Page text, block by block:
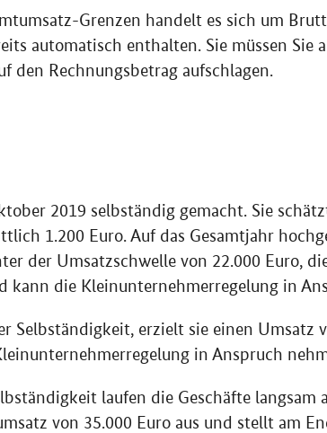
Grenzen handelt es sich um
automatisch enthalten. Sie müssen Sie
den Rechnungsbetrag aufschlagen.
2019 selbständig gemacht. Sie
1.200 Euro. Auf das Gesamtjahr
der Umsatzschwelle von 22.000 Euro,
kann die Kleinunternehmerregelung in
Selbständigkeit, erzielt sie einen Umsatz
in Anspruch
laufen die Geschäfte langsam
von 35.000 Euro aus und stellt am